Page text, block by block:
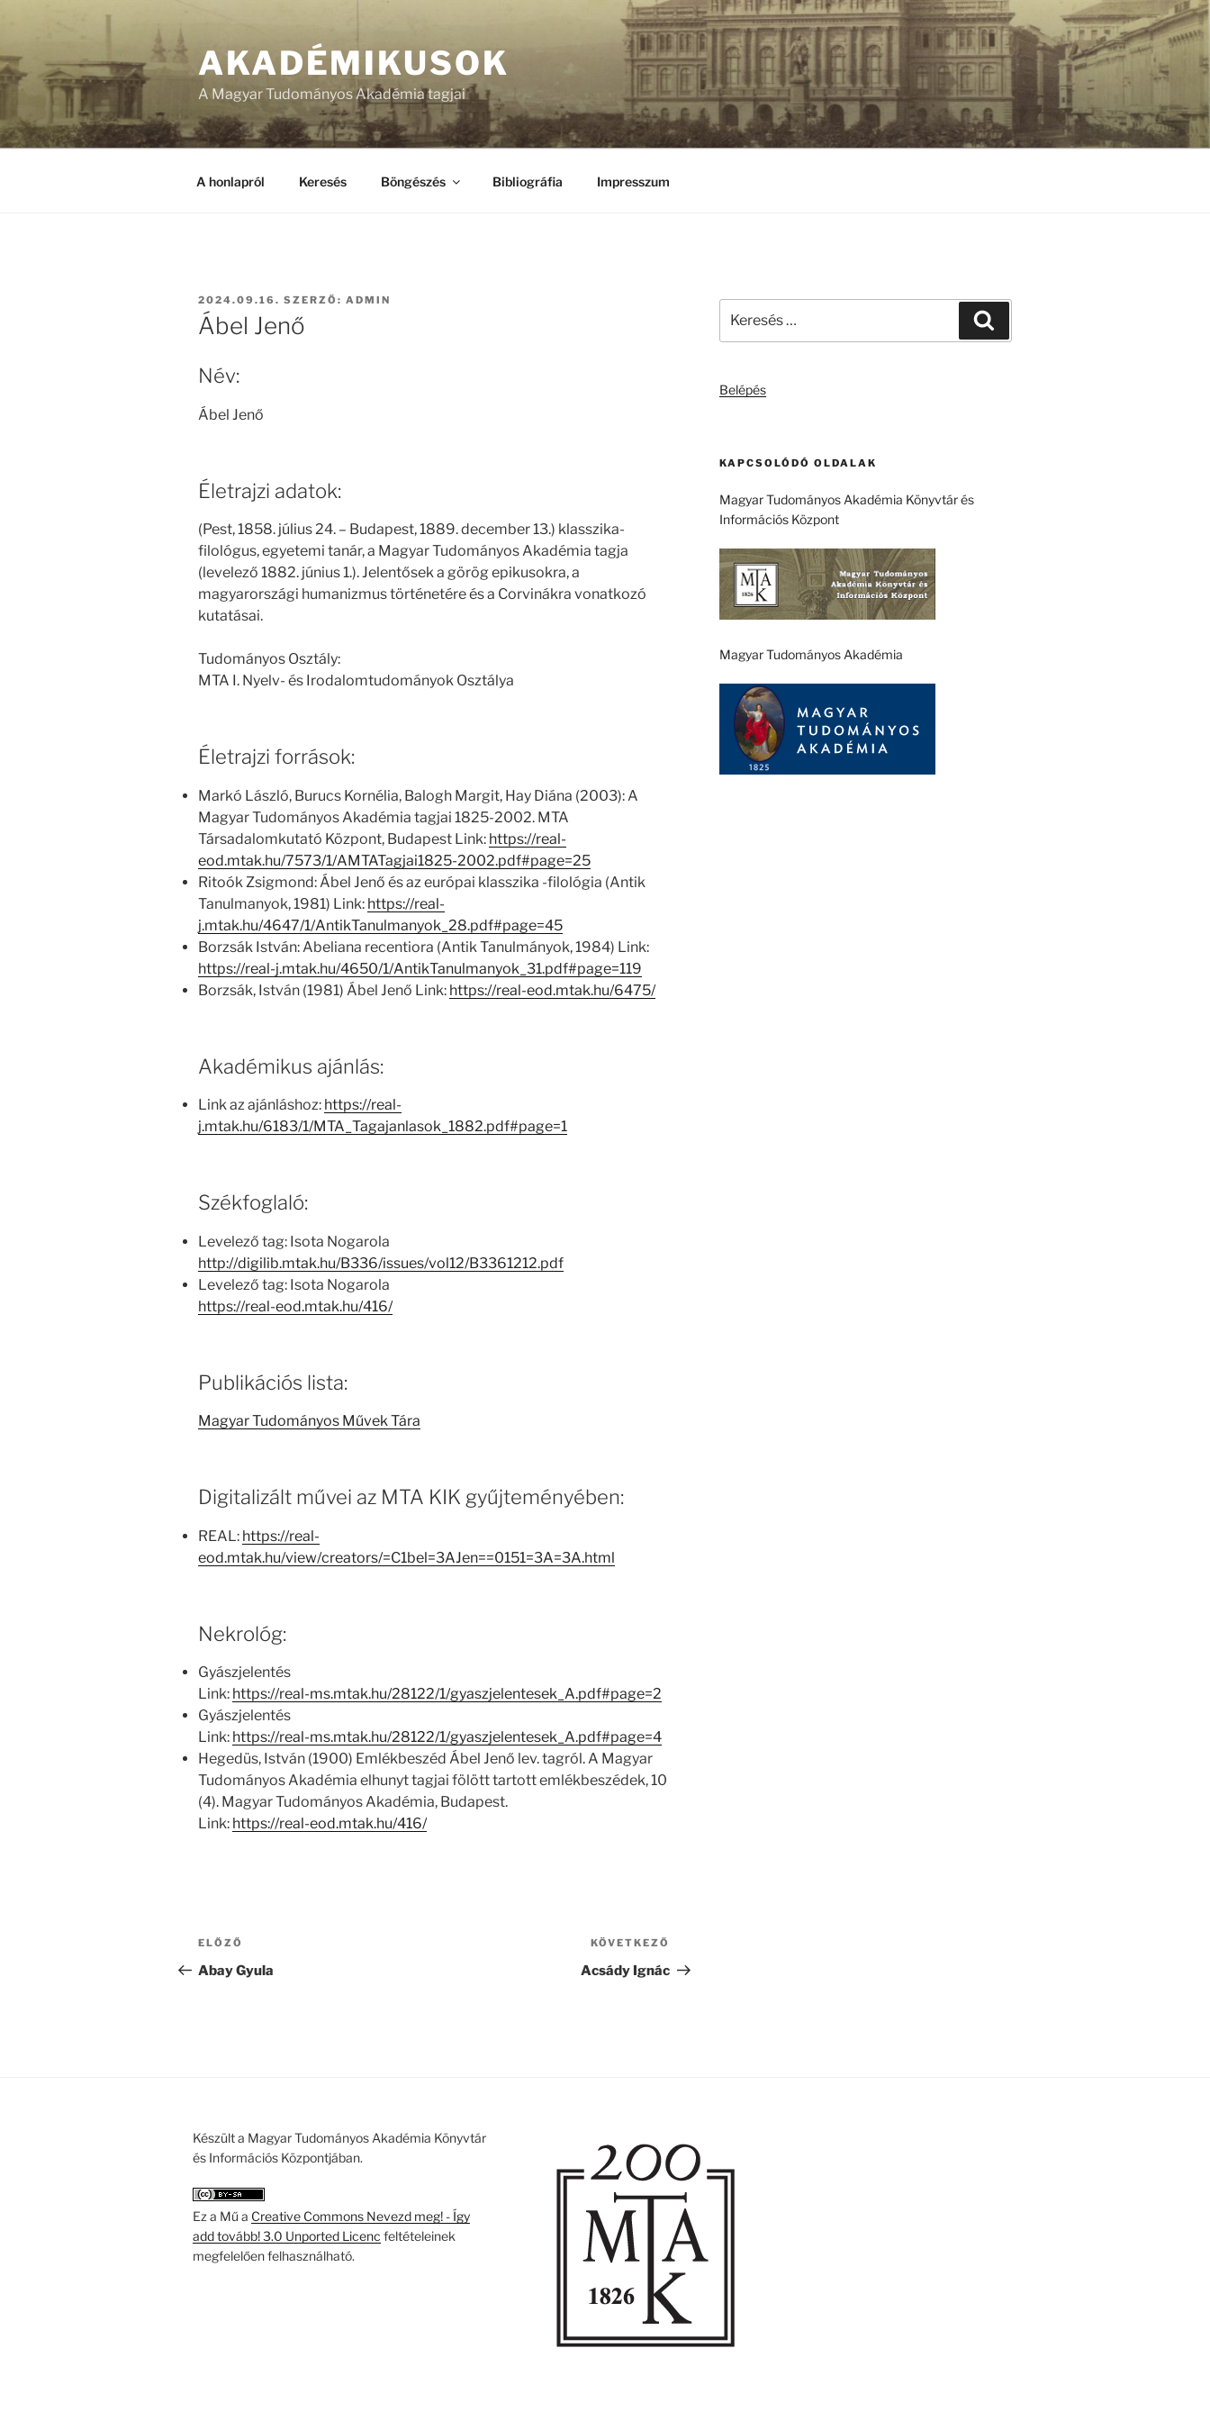
AKADÉMIKUSOK
A Magyar Tudományos Akadémia tagjai
A honlapról Keresés Böngészés Bibliográfia Impresszum
BEKÜLDVE:
2024.09.16. SZERZŐ: ADMIN
Ábel Jenő
Név:
Ábel Jenő
Életrajzi adatok:
(Pest, 1858. július 24. – Budapest, 1889. december 13.) klasszika-
filológus, egyetemi tanár, a Magyar Tudományos Akadémia tagja
(levelező 1882. június 1.). Jelentősek a görög epikusokra, a
magyarországi humanizmus történetére és a Corvinákra vonatkozó
kutatásai.
Tudományos Osztály:
MTA I. Nyelv- és Irodalomtudományok Osztálya
Életrajzi források:
Markó László, Burucs Kornélia, Balogh Margit, Hay Diána (2003): A
Magyar Tudományos Akadémia tagjai 1825-2002. MTA
Társadalomkutató Központ, Budapest Link: https://real-
eod.mtak.hu/7573/1/AMTATagjai1825-2002.pdf#page=25
Ritoók Zsigmond: Ábel Jenő és az európai klasszika -filológia (Antik
Tanulmanyok, 1981) Link: https://real-
j.mtak.hu/4647/1/AntikTanulmanyok_28.pdf#page=45
Borzsák István: Abeliana recentiora (Antik Tanulmányok, 1984) Link:
https://real-j.mtak.hu/4650/1/AntikTanulmanyok_31.pdf#page=119
Borzsák, István (1981) Ábel Jenő Link: https://real-eod.mtak.hu/6475/
Akadémikus ajánlás:
Link az ajánláshoz: https://real-
j.mtak.hu/6183/1/MTA_Tagajanlasok_1882.pdf#page=1
Székfoglaló:
Levelező tag: Isota Nogarola
http://digilib.mtak.hu/B336/issues/vol12/B3361212.pdf
Levelező tag: Isota Nogarola
https://real-eod.mtak.hu/416/
Publikációs lista:
Magyar Tudományos Művek Tára
Digitalizált művei az MTA KIK gyűjteményében:
REAL: https://real-
eod.mtak.hu/view/creators/=C1bel=3AJen==0151=3A=3A.html
Nekrológ:
Gyászjelentés
Link: https://real-ms.mtak.hu/28122/1/gyaszjelentesek_A.pdf#page=2
Gyászjelentés
Link: https://real-ms.mtak.hu/28122/1/gyaszjelentesek_A.pdf#page=4
Hegedüs, István (1900) Emlékbeszéd Ábel Jenő lev. tagról. A Magyar
Tudományos Akadémia elhunyt tagjai fölött tartott emlékbeszédek, 10
(4). Magyar Tudományos Akadémia, Budapest.
Link: https://real-eod.mtak.hu/416/
Bejegyzés
navigáció
Korábbi
bejegyzés
ELŐZŐ
Abay Gyula
bejegyzés
KÖVETKEZŐ
Acsády Ignác
következő
Belépés
KAPCSOLÓDÓ OLDALAK
Magyar Tudományos Akadémia Könyvtár és
Információs Központ
Magyar Tudományos Akadémia
Készült a Magyar Tudományos Akadémia Könyvtár
és Információs Központjában.
Ez a Mű a Creative Commons Nevezd meg! - Így
add tovább! 3.0 Unported Licenc feltételeinek
megfelelően felhasználható.